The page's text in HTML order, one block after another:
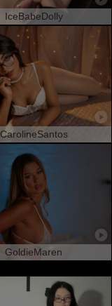
IceBabeDolly
CarolineSantos
GoldieMaren